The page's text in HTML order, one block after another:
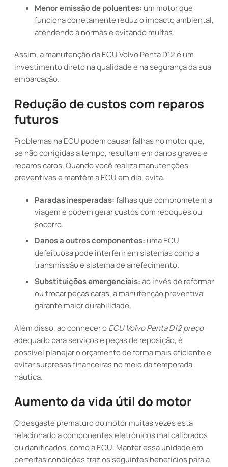
Menor emissão de poluentes: um motor que
funciona corretamente reduz o impacto ambiental,
atendendo a normas e evitando multas.
Assim, a manutenção da ECU Volvo Penta D12 é um
investimento direto na qualidade e na segurança da sua
embarcação.
Redução de custos com reparos
futuros
Problemas na ECU podem causar falhas no motor que,
se não corrigidas a tempo, resultam em danos graves e
reparos caros. Quando você realiza manutenções
preventivas e mantém a ECU em dia, evita:
Paradas inesperadas:falhas que comprometem a
viagem e podem gerar custos com reboques ou
socorro.
Danos a outros componentes: uma ECU
defeituosa pode interferir em sistemas como a
transmissão e sistema de arrefecimento.
Substituições emergenciais:ao invés de reformar
ou trocar peças caras, a manutenção preventiva
garante maior durabilidade.
Além disso, ao conhecer oECU Volvo Penta D12 preço
adequado para serviços e peças de reposição, é
possível planejar o orçamento de forma mais eficiente e
evitar surpresas financeiras no meio da temporada
náutica.
Aumento da vida útil do motor
O desgaste prematuro do motor muitas vezes está
relacionado a componentes eletrônicos mal calibrados
ou danificados, como a ECU. Manter essa unidade em
perfeitas condições traz os seguintes benefícios para a